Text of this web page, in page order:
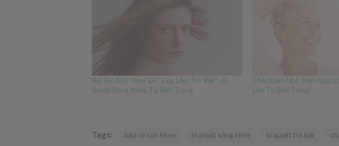
Giữ Gìn Sức Khỏe Để “Đẹp Lâu, Trẻ Mãi” – Bí
Quyết Sống Khỏe Từ Bên Trong
Thói Quen Nhỏ, Hiệu Quả
Lâu Từ Bên Trong
Tags: bảo vệ sức khỏe bí quyết sống khỏe bí quyết trẻ mãi